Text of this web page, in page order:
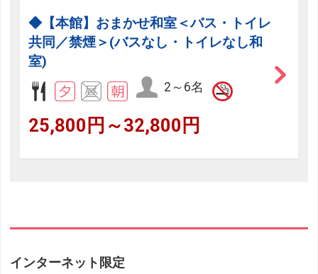
◆【本館】おまかせ和室＜バス・トイレ
共同／禁煙＞(バスなし・トイレなし和
室)
2～6名
25,800円～32,800円
インターネット限定